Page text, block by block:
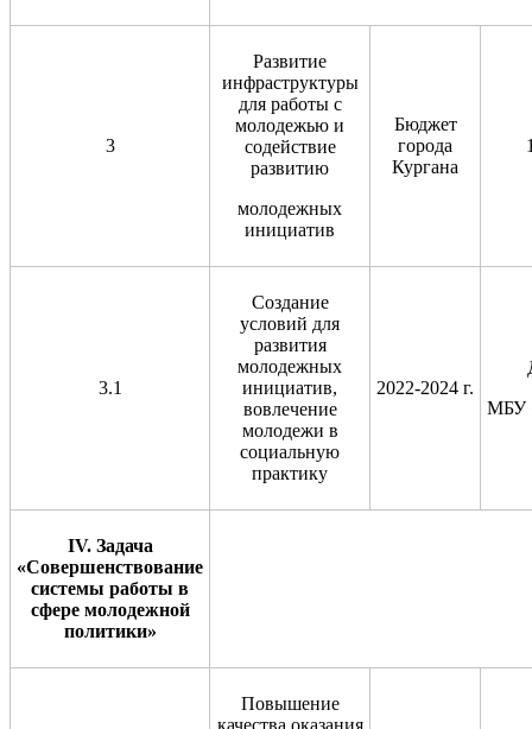
3
Развитие
инфраструктуры
для работы с
молодежью и
содействие
развитию
молодежных
инициатив
Бюджет
города
Кургана
3.1
Создание
условий для
развития
молодежных
инициатив,
вовлечение
молодежи в
социальную
практику
2022-2024 г.
МБУ
IV. Задача
«Совершенствование
системы работы в
сфере молодежной
политики»
Повышение
качества оказания